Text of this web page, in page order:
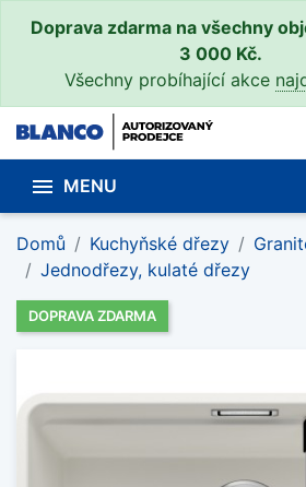
Doprava zdarma na všechny
3 000 Kč.
Všechny probíhající akce
 MENU
Domů Kuchyňské dřezy
Jednodřezy, kulaté dřezy
DOPRAVA ZDARMA